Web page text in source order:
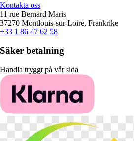
Kontakta oss
11 rue Bernard Maris
37270 Montlouis-sur-Loire, Frankrike
+33 1 86 47 62 58
Säker betalning
Handla tryggt på vår sida